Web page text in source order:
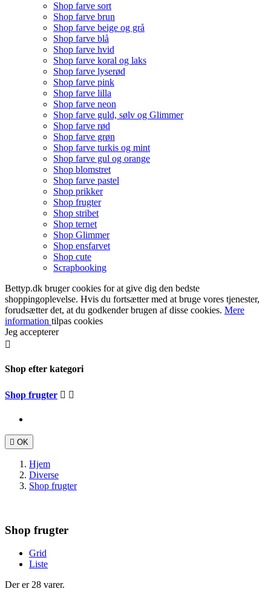
Shop farve sort
Shop farve brun
Shop farve beige og grå
Shop farve blå
Shop farve hvid
Shop farve koral og laks
Shop farve lyserød
Shop farve pink
Shop farve lilla
Shop farve neon
Shop farve guld, sølv og Glimmer
Shop farve rød
Shop farve grøn
Shop farve turkis og mint
Shop farve gul og orange
Shop blomstret
Shop farve pastel
Shop prikker
Shop frugter
Shop stribet
Shop ternet
Shop Glimmer
Shop ensfarvet
Shop cute
Scrapbooking
Bettyp.dk bruger cookies for at give dig den bedste
shoppingoplevelse. Hvis du fortsætter med at bruge vores tjenester,
forudsætter det, at du godkender brugen af disse cookies. Mere
information tilpas cookies
Jeg accepterer

Shop efter kategori
Shop frugter  
 OK
Hjem
Diverse
Shop frugter
Shop frugter
Grid
Liste
Der er 28 varer.